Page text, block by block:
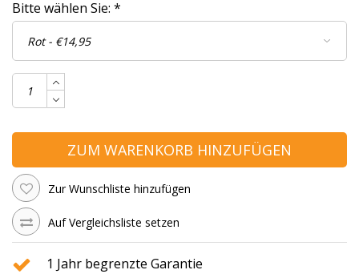
Bitte wählen Sie: *
ZUM WARENKORB HINZUFÜGEN
Zur Wunschliste hinzufügen
Auf Vergleichsliste setzen
1 Jahr begrenzte Garantie